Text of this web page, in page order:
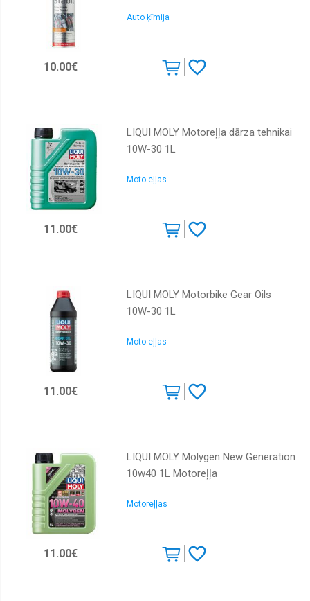
Auto ķīmija
10.00€
LIQUI MOLY Motoreļļa dārza tehnikai
10W-30 1L
Moto eļļas
11.00€
LIQUI MOLY Motorbike Gear Oils
10W-30 1L
Moto eļļas
11.00€
LIQUI MOLY Molygen New Generation
10w40 1L Motoreļļa
Motoreļļas
11.00€